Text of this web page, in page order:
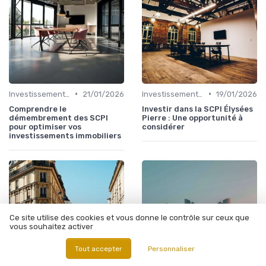
•
21/01/2026
Comprendre le
démembrement des SCPI
pour optimiser vos
investissements immobiliers
• 19/01/2026
Investir dans la SCPI Élysées
Pierre : Une opportunité à
considérer
Ce site utilise des cookies et vous donne le contrôle sur ceux que
vous souhaitez activer
Tout accepter Personnaliser